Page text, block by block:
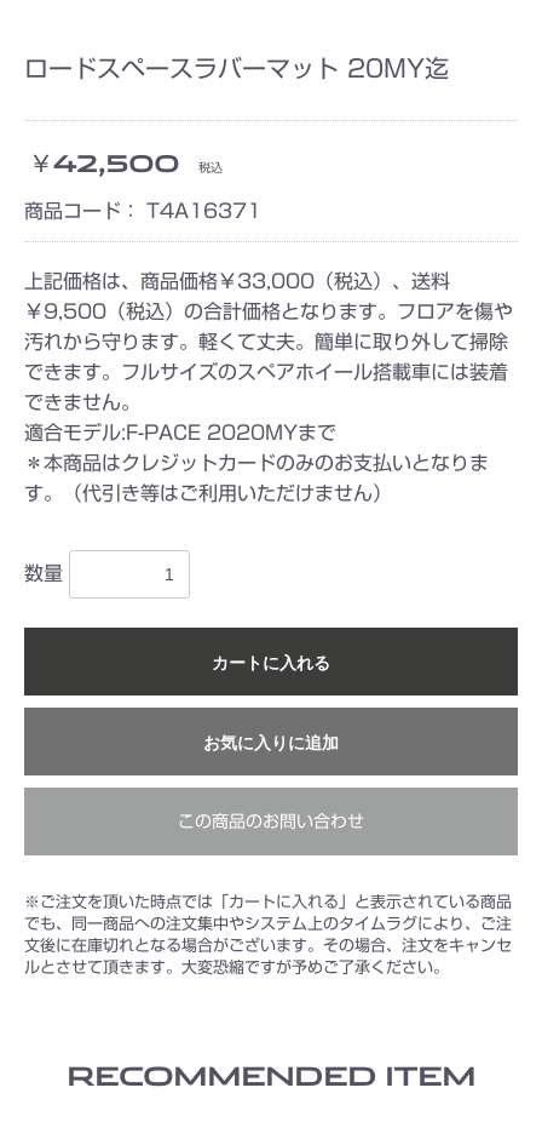
ロードスペースラバーマット 20MY迄
￥42,500 税込
商品コード： T4A16371
上記価格は、商品価格￥33,000（税込）、送料
￥9,500（税込）の合計価格となります。フロアを傷や
汚れから守ります。軽くて丈夫。簡単に取り外して掃除
できます。フルサイズのスペアホイール搭載車には装着
できません。
適合モデル:F-PACE 2020MYまで
＊本商品はクレジットカードのみのお支払いとなりま
す。（代引き等はご利用いただけません）
数量
カートに入れる
お気に入りに追加
この商品のお問い合わせ
※ご注文を頂いた時点では「カートに入れる」と表示されている商品
でも、同一商品への注文集中やシステム上のタイムラグにより、ご注
文後に在庫切れとなる場合がございます。その場合、注文をキャンセ
ルとさせて頂きます。大変恐縮ですが予めご了承ください。
RECOMMENDED ITEM